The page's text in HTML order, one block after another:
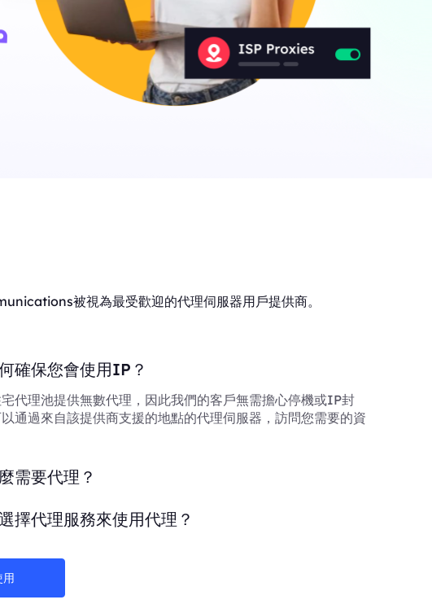
被視為最受歡迎的代理伺服器用戶提供商。
確保您會使用IP？
代理池提供無數代理，因此我們的客戶無需擔心停機或IP封
通過來自該提供商支援的地點的代理伺服器，訪問您需要的資
需要代理？
擇代理服務來使用代理？
用